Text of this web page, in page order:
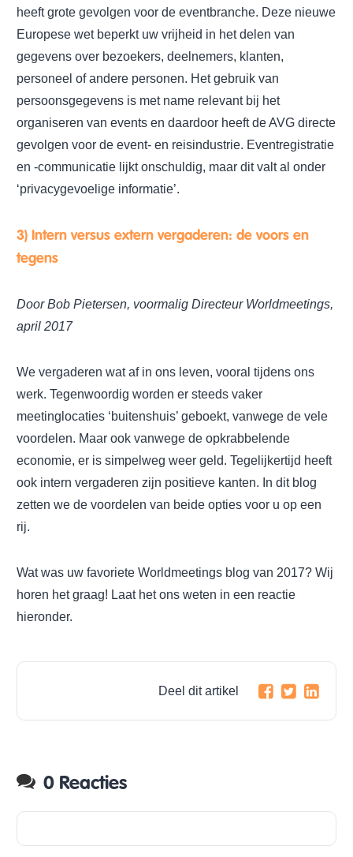
heeft grote gevolgen voor de eventbranche. Deze nieuwe
Europese wet beperkt uw vrijheid in het delen van
gegevens over bezoekers, deelnemers, klanten,
personeel of andere personen. Het gebruik van
persoonsgegevens is met name relevant bij het
organiseren van events en daardoor heeft de AVG directe
gevolgen voor de event- en reisindustrie. Eventregistratie
en -communicatie lijkt onschuldig, maar dit valt al onder
‘privacygevoelige informatie’.
3) Intern versus extern vergaderen: de voors en
tegens
Door Bob Pietersen, voormalig Directeur Worldmeetings,
april 2017
We vergaderen wat af in ons leven, vooral tijdens ons
werk. Tegenwoordig worden er steeds vaker
meetinglocaties ‘buitenshuis’ geboekt, vanwege de vele
voordelen. Maar ook vanwege de opkrabbelende
economie, er is simpelweg weer geld. Tegelijkertijd heeft
ook intern vergaderen zijn positieve kanten. In dit blog
zetten we de voordelen van beide opties voor u op een
rij.
Wat was uw favoriete Worldmeetings blog van 2017? Wij
horen het graag! Laat het ons weten in een reactie
hieronder.
Deel dit artikel
0 Reacties